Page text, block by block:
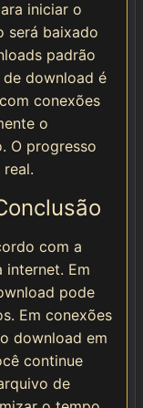
iniciar o
será baixado
padrão
de download é
conexões
o
O progresso
com a
internet. Em
pode
Em conexões
download em
continue
de